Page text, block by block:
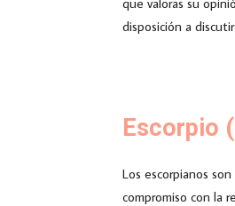
disposición a
Escorpio
Los escorpianos
compromiso con la